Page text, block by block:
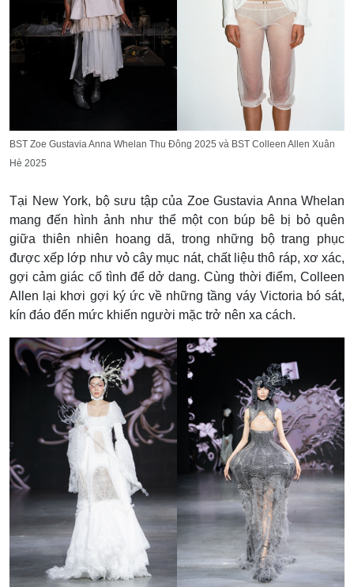
BST Zoe Gustavia Anna Whelan Thu Đông 2025 và BST Colleen Allen Xuân
Hè 2025
Tại New York, bộ sưu tập của Zoe Gustavia Anna Whelan
mang đến hình ảnh như thể một con búp bê bị bỏ quên
giữa thiên nhiên hoang dã, trong những bộ trang phục
được xếp lớp như vỏ cây mục nát, chất liệu thô ráp, xơ xác,
gợi cảm giác cố tình để dở dang. Cùng thời điểm, Colleen
Allen lại khơi gợi ký ức về những tầng váy Victoria bó sát,
kín đáo đến mức khiến người mặc trở nên xa cách.